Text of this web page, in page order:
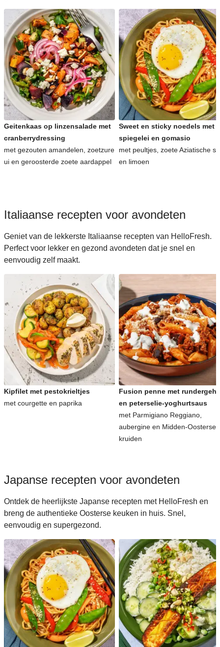
Geitenkaas op linzensalade met
cranberrydressing
met gezouten amandelen, zoetzure
ui en geroosterde zoete aardappel
Sweet en sticky noedels met
spiegelei en gomasio
met peultjes, zoete Aziatische
en limoen
Italiaanse recepten voor avondeten
Geniet van de lekkerste Italiaanse recepten van HelloFresh.
Perfect voor lekker en gezond avondeten dat je snel en
eenvoudig zelf maakt.
Kipfilet met pestokrieltjes
met courgette en paprika
Fusion penne met
en peterselie-yoghurtsaus
met Parmigiano Reggiano,
aubergine en Midden-Oosterse
kruiden
Japanse recepten voor avondeten
Ontdek de heerlijkste Japanse recepten met HelloFresh en
breng de authentieke Oosterse keuken in huis. Snel,
eenvoudig en supergezond.